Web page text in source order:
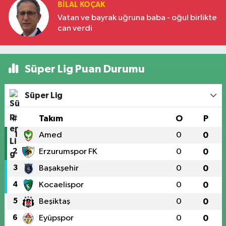
BILAL KOÇAK
Vatan ve bayrak uğruna baba - oğul birlikte
can verdi
Süper Lig Puan Durumu
Süper Lig
# Takım O P
1 Amed 0 0
2 Erzurumspor FK 0 0
3 Başakşehir 0 0
4 Kocaelispor 0 0
5 Beşiktaş 0 0
6 Eyüpspor 0 0